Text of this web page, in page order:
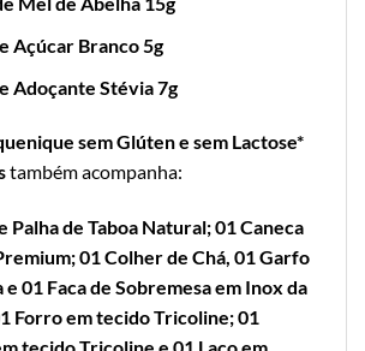
Açúcar Branco 5g
Adoçante Stévia 7g
sem Glúten e sem Lactose*
também acompanha:
Palha de Taboa Natural; 01 Caneca
01 Colher de Chá, 01 Garfo
01 Faca de Sobremesa em Inox da
Forro em tecido Tricoline; 01